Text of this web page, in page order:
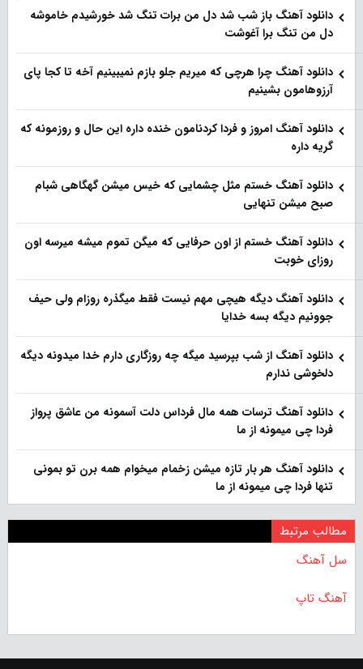
دانلود آهنگ باز شب شد دل من برات تنگ شد خورشیدم خاموشه
دل من تنگ برا آغوشت
دانلود آهنگ چرا هرچی که میریم جلو بازم نمیبینیم آخه تا کجا پای
آرزوهامون بشینیم
دانلود آهنگ امروز و فردا کردنامون خنده داره این حال و روزمونه که
گریه داره
دانلود آهنگ خستم مثل چشمایی که خیس میشن گهگاهی شبام
صبح میشن تنهایی
دانلود آهنگ خستم از اون حرفایی که میگن تموم میشه میرسه اون
روزای خوبت
دانلود آهنگ دیگه هیچی مهم نیست فقط میگذره روزام ولی حیف
جوونیم دیگه بسه خدایا
دانلود آهنگ از شب بپرسید میگه چه روزگاری دارم خدا میدونه دیگه
دلخوشی ندارم
دانلود آهنگ ترسات همه مال فرداس دلت آسمونه من عاشق پرواز
فردا چی میمونه از ما
دانلود آهنگ هر بار تازه میشن زخمام میخوام همه برن تو بمونی
تنها فردا چی میمونه از ما
مطالب مرتبط
سل آهنگ
آهنگ تاپ